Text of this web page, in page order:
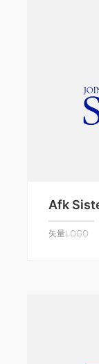
Afk
矢量LOGO